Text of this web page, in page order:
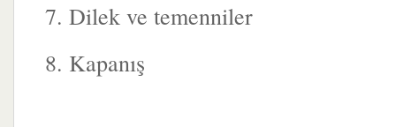
7. Dilek ve temenniler
8. Kapanış